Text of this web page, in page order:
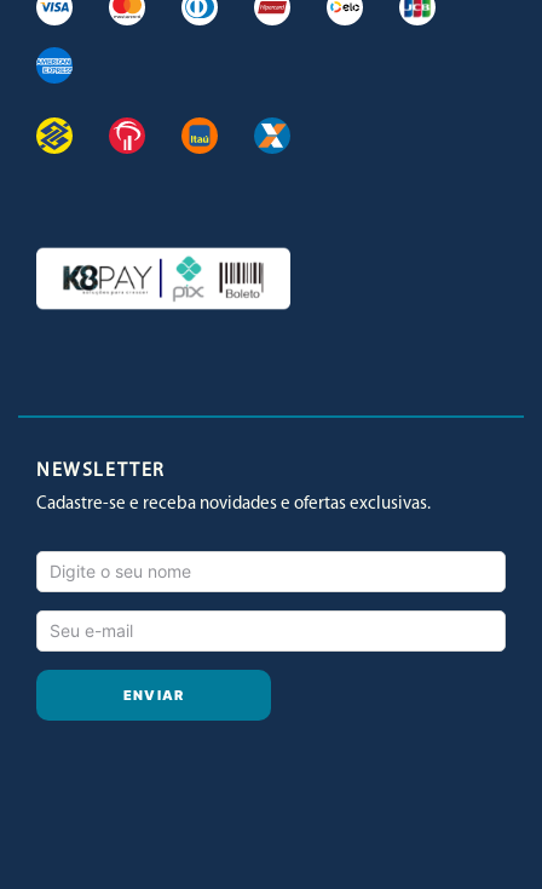
NEWSLETTER
Cadastre-se e receba novidades e ofertas exclusivas.
ENVIAR